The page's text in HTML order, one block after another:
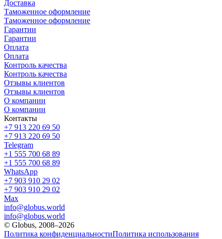
Доставка
Таможенное оформление
Таможенное оформление
Гарантии
Гарантии
Оплата
Оплата
Контроль качества
Контроль качества
Отзывы клиентов
Отзывы клиентов
О компании
О компании
Контакты
+7 913 220 69 50
+7 913 220 69 50
Telegram
+1 555 700 68 89
+1 555 700 68 89
WhatsApp
+7 903 910 29 02
+7 903 910 29 02
Max
info@globus.world
info@globus.world
© Globus, 2008–2026
Политика конфиденциальностиПолитика использования